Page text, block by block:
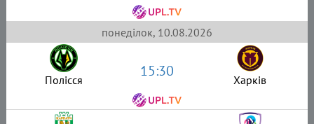
понеділок, 10.08.2026
Полісся 15:30 Харків